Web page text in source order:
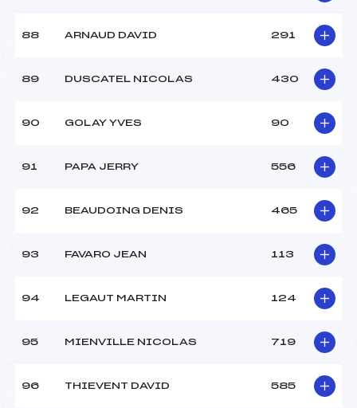
88 ARNAUD DAVID 291
89 DUSCATEL NICOLAS 430
90 GOLAY YVES 90
91 PAPA JERRY 556
92 BEAUDOING DENIS 465
93 FAVARO JEAN 113
94 LEGAUT MARTIN 124
95 MIENVILLE NICOLAS 719
96 THIEVENT DAVID 585